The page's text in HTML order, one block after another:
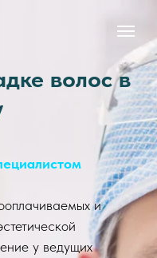
волос в
и
у ведущих